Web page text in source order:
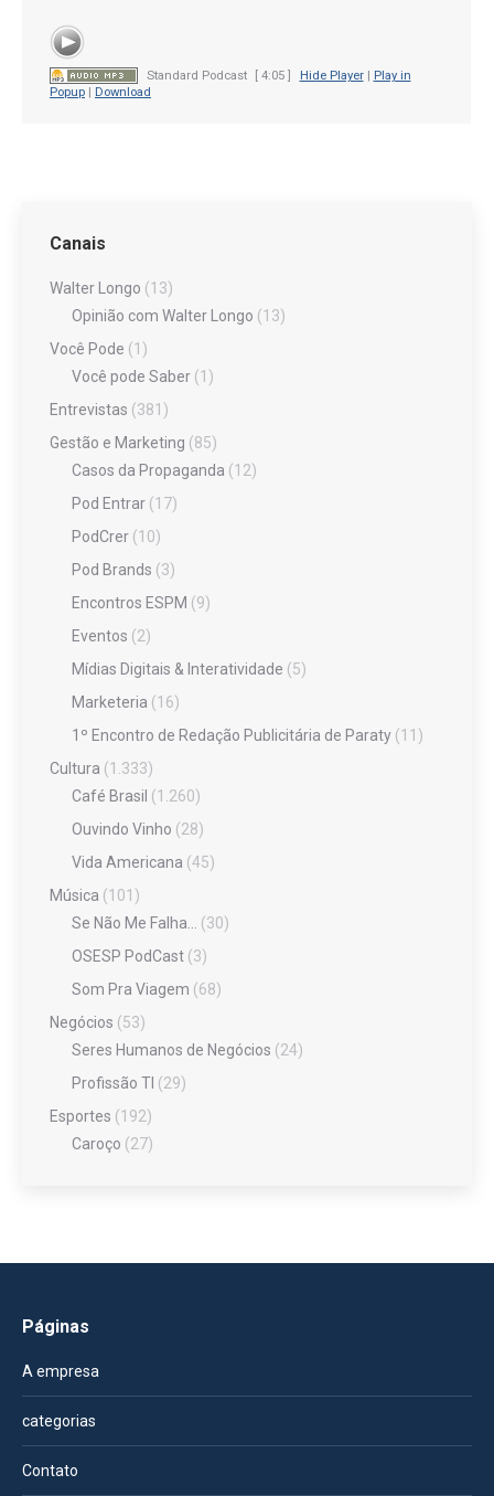
Standard Podcast [ 4:05 ] Hide Player| Play in
Popup
Download
Canais
Walter Longo (13)
Opinião com Walter Longo (13)
Você Pode (1)
Você pode Saber (1)
Entrevistas (381)
Gestão e Marketing (85)
Casos da Propaganda (12)
Pod Entrar (17)
PodCrer (10)
Pod Brands (3)
Encontros ESPM (9)
Eventos (2)
Mídias Digitais & Interatividade (5)
Marketeria (16)
1º Encontro de Redação Publicitária de Paraty (11)
Cultura (1.333)
Café Brasil (1.260)
Ouvindo Vinho (28)
Vida Americana (45)
Música (101)
Se Não Me Falha…
(30)
OSESP PodCast (3)
Som Pra Viagem (68)
Negócios (53)
Seres Humanos de Negócios (24)
Profissão TI (29)
Esportes (192)
Caroço (27)
Páginas
A empresa
categorias
Contato